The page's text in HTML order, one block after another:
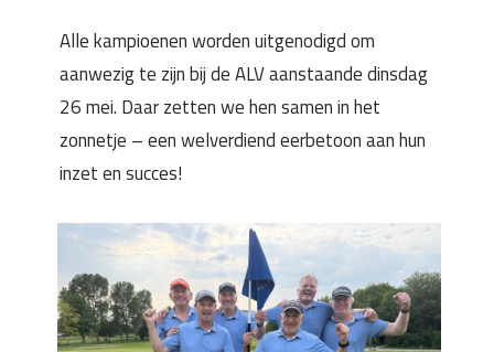
Alle kampioenen worden uitgenodigd om
aanwezig te zijn bij de ALV aanstaande dinsdag
26 mei. Daar zetten we hen samen in het
zonnetje – een welverdiend eerbetoon aan hun
inzet en succes!